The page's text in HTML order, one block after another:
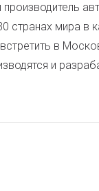
странах мира в
в
и